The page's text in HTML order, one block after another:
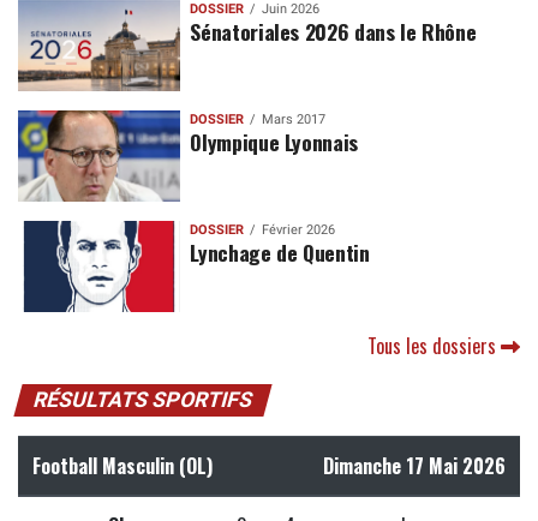
DOSSIER Juin 2026
Sénatoriales 2026 dans le Rhône
DOSSIER Mars 2017
Olympique Lyonnais
DOSSIER Février 2026
Lynchage de Quentin
Tous les dossiers
RÉSULTATS SPORTIFS
Football Masculin (OL) Dimanche 17 Mai 2026